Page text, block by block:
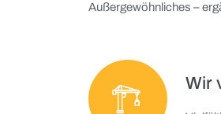
Außergewöhnliches –
Wir